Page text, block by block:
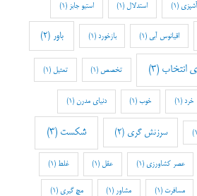
آشپزی (1) استدلال (1) استیو جابز (1)
اقیانوس آبی (1) بازخورد (1) باور (2)
انتخاب (3) تخصص (1) تمثیل (1)
خرد (1) خوب(1) دنیای مدرن (1)
سرزنش گری (2) شکست (3)
عصر کشاورزی (1) عقل (1) غلط (1)
مسافرت (1) مشاور (1) مچ گیری (1)